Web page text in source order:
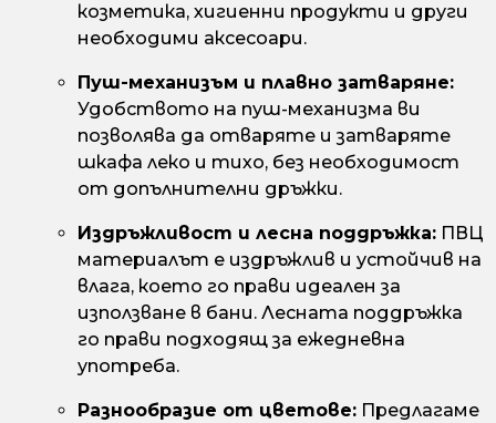
козметика, хигиенни продукти и други
необходими аксесоари.
Пуш-механизъм и плавно затваряне:
Удобството на пуш-механизма ви
позволява да отваряте и затваряте
шкафа леко и тихо, без необходимост
от допълнителни дръжки.
Издръжливост и лесна поддръжка: ПВЦ
материалът е издръжлив и устойчив на
влага, което го прави идеален за
използване в бани. Лесната поддръжка
го прави подходящ за ежедневна
употреба.
Разнообразие от цветове: Предлагаме